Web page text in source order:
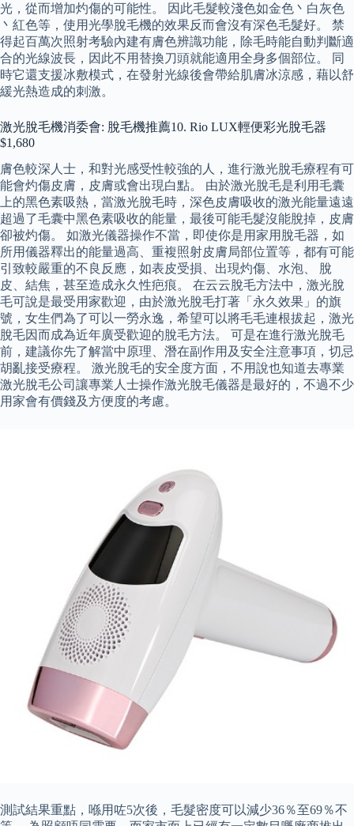
光，從而增加灼傷的可能性。 因此毛髮較淺色如金色丶白灰色
丶紅色等，使用光學脫毛機的效果反而會沒有深色毛髮好。 禁
得起百萬次照射考驗內建有膚色辨識功能，除毛時能自動判斷適
合的光線波長，因此不用替換刀頭就能適用全身多個部位。 同
時它還支援冰敷模式，在發射光線後會帶給肌膚冰涼感，藉以舒
緩光熱造成的刺激。
激光脫毛機消委會: 脫毛機推薦10. Rio LUX輕便彩光脫毛器
$1,680
膚色較深人士，和對光感受性較強的人，進行激光脫毛療程有可
能會灼傷皮膚，皮膚或會出現白點。 由於激光脫毛是利用毛囊
上的黑色素吸熱，當激光脫毛時，深色皮膚吸收的激光能量遠遠
超過了毛囊中黑色素吸收的能量，最後可能毛髮沒能脫掉，皮膚
卻被灼傷。 如激光儀器操作不當，即使你是用家用脫毛器，如
所用儀器釋出的能量過高、重複照射皮膚局部位置等，都有可能
引致較嚴重的不良反應，如表皮受損、出現灼傷、水泡、 脫
皮、結焦，甚至造成永久性疤痕。 在云云脫毛方法中，激光脫
毛可說是最受用家歡迎，由於激光脫毛打著「永久效果」的旗
號，女生們為了可以一勞永逸，希望可以將毛毛連根拔起，激光
脫毛因而成為近年廣受歡迎的脫毛方法。 可是在進行激光脫毛
前，建議你先了解當中原理、潛在副作用及安全注意事項，切忌
胡亂接受療程。 激光脫毛的安全度方面，不用說也知道去專業
激光脫毛公司讓專業人士操作激光脫毛儀器是最好的，不過不少
用家會有價錢及方便度的考慮。
測試結果重點，喺用咗5次後，毛髮密度可以減少36％至69％不